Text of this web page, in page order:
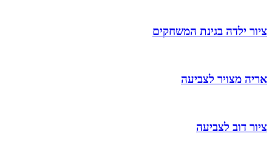
ציור ילדה בגינת המשחקים
אריה מצויר לצביעה
ציור דוב לצביעה